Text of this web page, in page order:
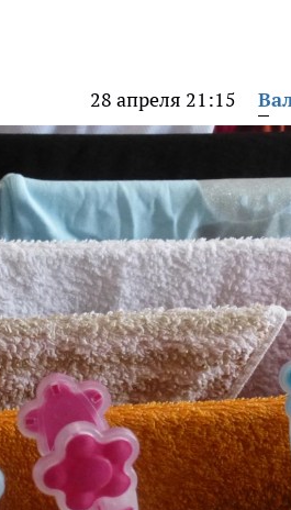
28 апреля 21:15